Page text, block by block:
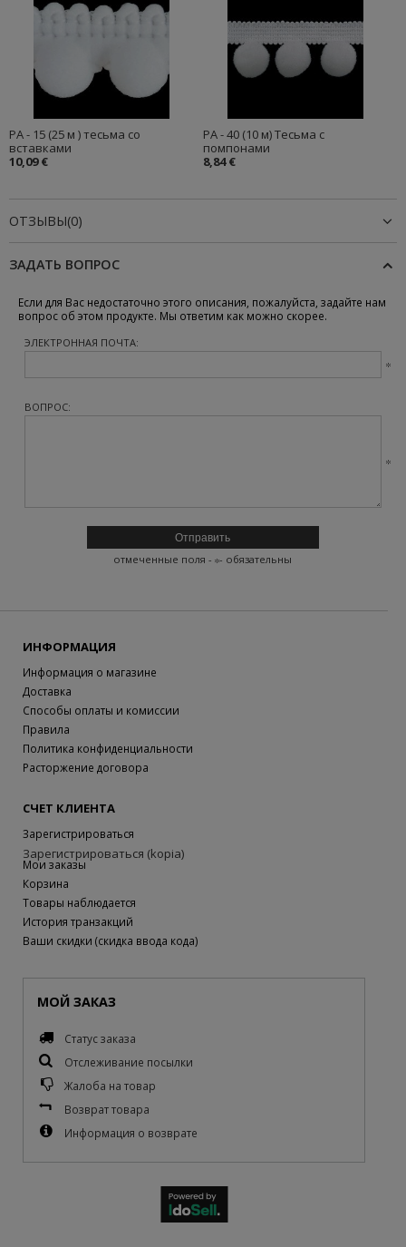
PA - 15 (25 м ) тесьма со
вставками
10,09 €
PA - 40 (10 м) Тесьма с
помпонами
8,84 €
ОТЗЫВЫ(0)
ЗАДАТЬ ВОПРОС
Если для Вас недостаточно этого описания, пожалуйста, задайте нам
вопрос об этом продукте. Мы ответим как можно скорее.
ЭЛЕКТРОННАЯ ПОЧТА:
ВОПРОС:
отмеченные поля - - обязательны
ИНФОРМАЦИЯ
Информация о магазине
Доставка
Способы оплаты и комиссии
Правила
Политика конфиденциальности
Расторжение договора
СЧЕТ КЛИЕНТА
Зарегистрироваться
Зарегистрироваться (kopia)
Мои заказы
Корзина
Товары наблюдается
История транзакций
Ваши скидки (скидка ввода кода)
МОЙ ЗАКАЗ
Статус заказа
Отслеживание посылки
Жалоба на товар
Возврат товара
Информация о возврате